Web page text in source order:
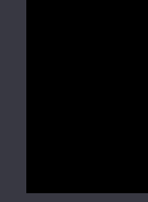
Інтерв'ю